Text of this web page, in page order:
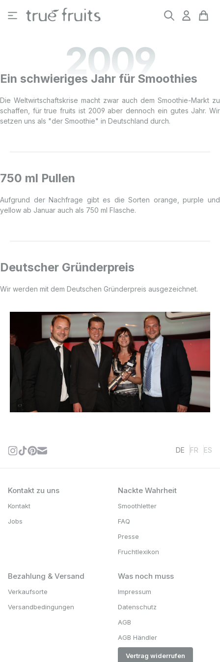
Zum Hauptinhalt springen
2009
Ein schwieriges Jahr für Smoothies
Die Weltwirtschaftskrise macht zwar auch dem Smoothie-Markt zu
schaffen, für true fruits ist 2009 aber dennoch ein gutes Jahr. Wir
setzen uns als "der Smoothie" in Deutschland durch.
750 ml Pullen
Aufgrund der Nachfrage gibt es die Sorten orange, purple und
yellow ab Januar auch als 750 ml Flasche.
Deutscher Gründerpreis
Wir werden mit dem Deutschen Gründerpreis ausgezeichnet.
DE FR ES
Kontakt zu uns
Kontakt
Jobs
Nackte Wahrheit
Smoothletter
FAQ
Presse
Fruchtlexikon
Bezahlung & Versand
Verkaufsorte
Versandbedingungen
Was noch muss
Impressum
Datenschutz
AGB
AGB Händler
Vertrag widerrufen